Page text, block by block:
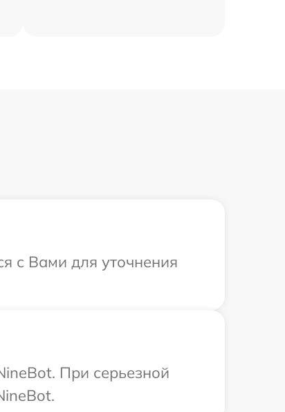
с Вами для уточнения
При серьезной